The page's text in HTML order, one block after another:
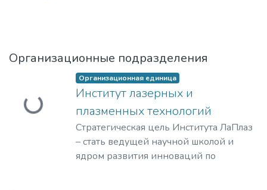
Организационные подразделения
Загружается...Организационная единица
Институт лазерных и
плазменных технологий
Стратегическая цель Института ЛаПлаз
– стать ведущей научной школой и
ядром развития инноваций по